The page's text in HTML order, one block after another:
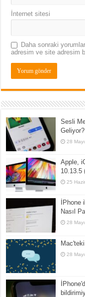
İnternet sitesi
Daha sonraki
adresim ve site adresim
Sesli
Geliyor?
28
Apple,
10.13.5
25
Nasıl
28
28